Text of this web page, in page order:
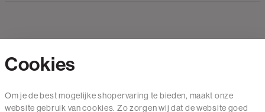
Mail ons
Cookies
Om je de best mogelijke shopervaring te bieden, maakt onze
website gebruik van cookies. Zo zorgen wij dat de website goed